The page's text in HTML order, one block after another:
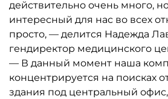
действительно очень много,
интересный для нас во всех
просто, — делится Надежда
гендиректор медицинского
— В данный момент наша
концентрируется на поисках
здания под центральный